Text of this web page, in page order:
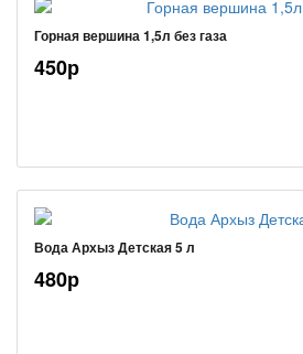
Горная вершина 1,5л без газа
450р
Вода Архыз Детская 5 л
480р